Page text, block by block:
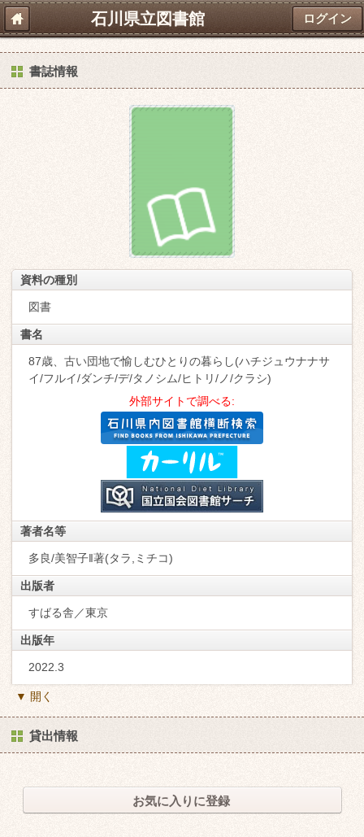
石川県立図書館 ログイン
書誌情報
資料の種別
図書
書名
87歳、古い団地で愉しむひとりの暮らし(ハチジュウナナサ
イ/フルイ/ダンチ/デ/タノシム/ヒトリ/ノ/クラシ)
外部サイトで調べる:
著者名等
多良/美智子‖著(タラ,ミチコ)
出版者
すばる舎／東京
出版年
2022.3
▼ 開く
貸出情報
お気に入りに登録